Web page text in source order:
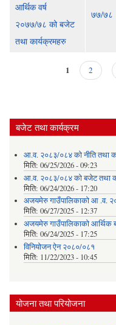
आर्थिक वर्ष
२०७७/७८ को बजेट
तथा कार्यक्रमहरु
७७/७८
1 2
बजेट तथा कार्यक्रम
आ.व. २०८३/०८४ को नीति तथा
मिति: 06/25/2026 - 09:23
आ.व. २०८३/०८४ को बजेट तथा
मिति: 06/24/2026 - 17:20
अजयमेरु गाउँपालिकाको आ .व.
मिति: 06/27/2025 - 12:37
अजयमेरु गाउँपालिकाको आर्थिक
मिति: 06/24/2025 - 17:25
विनियोजन ऐन २०८०/०८१
मिति: 11/22/2023 - 10:45
योजना तथा परियोजना